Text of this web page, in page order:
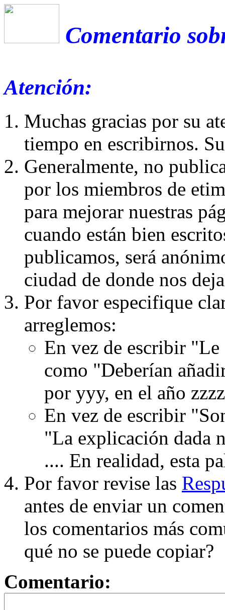
Comentario
Atención:
Muchas gracias por su
tiempo en escribirnos.
Generalmente, no
por los miembros de
para mejorar nuestras
cuando están bien
publicamos, será
ciudad de donde nos
Por favor especifique
arreglemos:
En vez de escribir
como "Deberían
por yyy, en el año
En vez de escribir
"La explicación dada
.... En realidad, esta
Por favor revise las
antes de enviar un
los comentarios más
qué no se puede copiar?
Comentario: